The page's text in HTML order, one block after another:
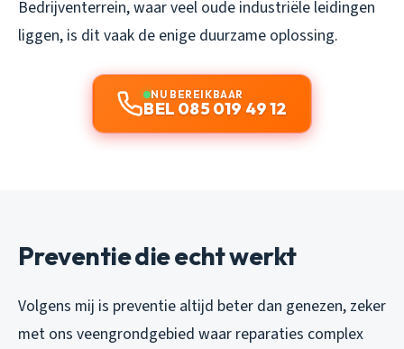
Bedrijventerrein, waar veel oude industriële leidingen
liggen, is dit vaak de enige duurzame oplossing.
NU BEREIKBAAR
BEL 085 019 49 12
Preventie die echt werkt
Volgens mij is preventie altijd beter dan genezen, zeker
met ons veengrondgebied waar reparaties complex